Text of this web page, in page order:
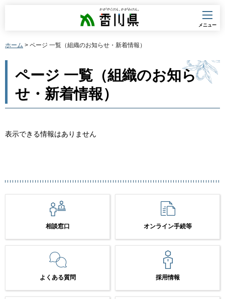
香川県
メニュー
ホーム > ページ 一覧（組織のお知らせ・新着情報）
ページ 一覧（組織のお知ら
せ・新着情報）
表示できる情報はありません
相談窓口 オンライン手続等
よくある質問 採用情報